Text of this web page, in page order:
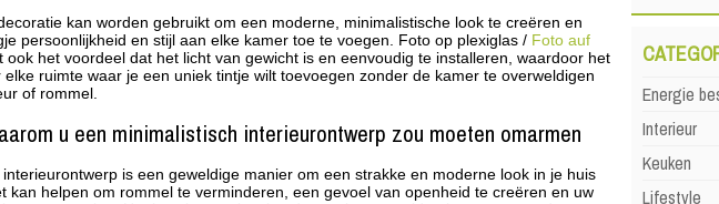
kan worden gebruikt om een moderne, minimalistische look te creëren en
persoonlijkheid en stijl aan elke kamer toe te voegen. Foto op plexiglas / Foto auf
ook het voordeel dat het licht van gewicht is en eenvoudig te installeren, waardoor het
elke ruimte waar je een uniek tintje wilt toevoegen zonder de kamer te overweldigen
of rommel.
u een minimalistisch interieurontwerp zou moeten omarmen
interieurontwerp is een geweldige manier om een strakke en moderne look in je huis
kan helpen om rommel te verminderen, een gevoel van openheid te creëren en uw
Energie
Interieur
Keuken
Lifestyle